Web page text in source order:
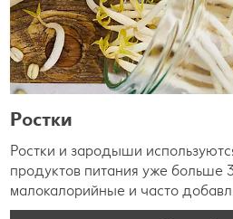
Ростки
Ростки и зародыши
продуктов питания уже больше
малокалорийные и часто